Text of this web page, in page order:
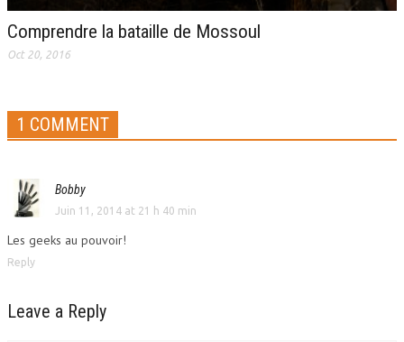
Comprendre la bataille de Mossoul
Oct 20, 2016
1 COMMENT
Bobby
Juin 11, 2014 at 21 h 40 min
Les geeks au pouvoir!
Reply
Leave a Reply